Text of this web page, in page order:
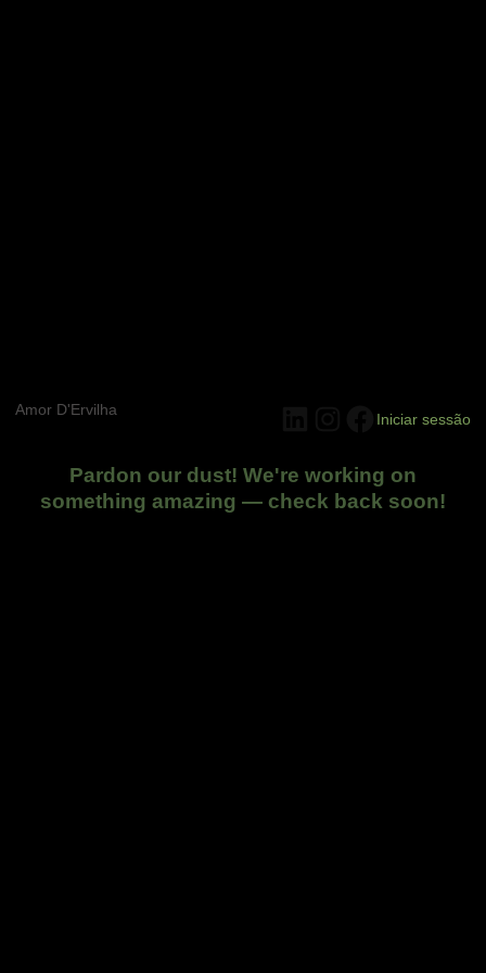
Amor D'Ervilha Instagram
Facebook
Iniciar sessão
Pardon our dust! We're working on
something amazing — check back soon!